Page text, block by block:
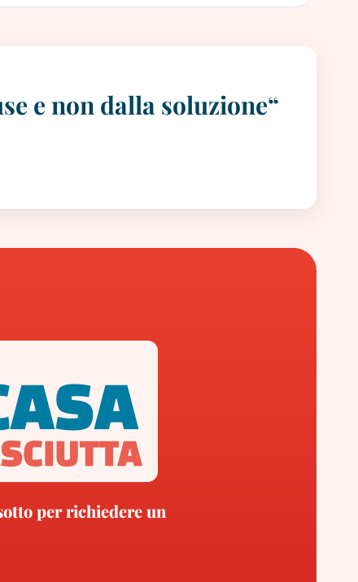
e non dalla soluzione“
per richiedere un